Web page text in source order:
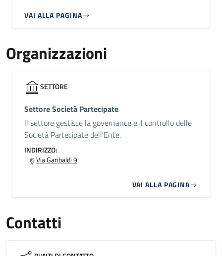
VAI ALLA PAGINA
Organizzazioni
SETTORE
Settore Società Partecipate
Il settore gestisce la governance e il controllo delle
Società Partecipate dell'Ente.
INDIRIZZO:
Via Garibaldi 9
VAI ALLA PAGINA
Contatti